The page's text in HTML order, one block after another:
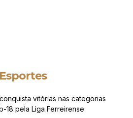
Esportes
vitórias nas categorias
18 pela Liga Ferreirense